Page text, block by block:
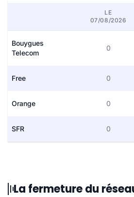
LE
07/08/2026
Bouygues
Telecom
0
Free 0
Orange 0
SFR 0
La fermeture du